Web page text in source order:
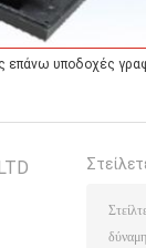
επάνω υποδοχές